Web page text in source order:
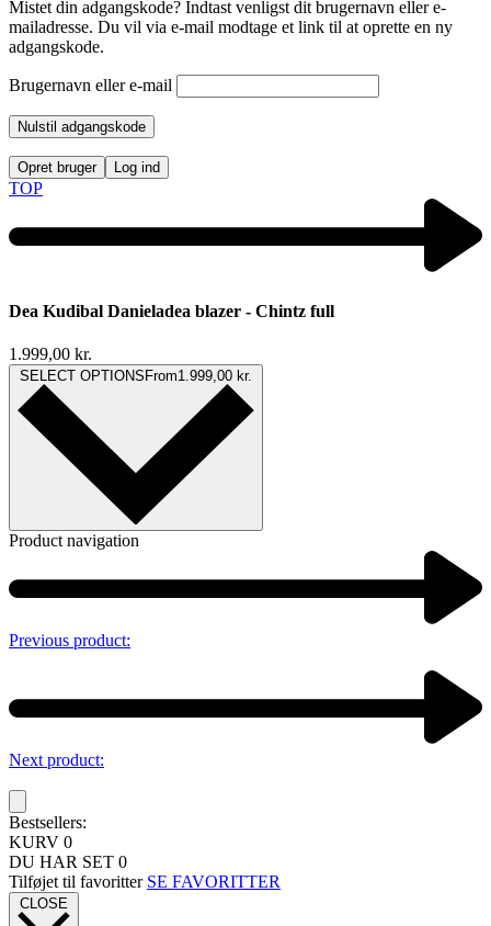
Mistet din adgangskode? Indtast venligst dit brugernavn eller e-
mailadresse. Du vil via e-mail modtage et link til at oprette en ny
adgangskode.
Brugernavn eller e-mail
Nulstil adgangskode
Opret bruger Log ind
TOP
Dea Kudibal Danieladea blazer - Chintz full
1.999,00 kr.
SELECT OPTIONS From1.999,00 kr.
Product navigation
Previous product:
Next product:
Bestsellers:
KURV 0
DU HAR SET 0
Tilføjet til favoritter SE FAVORITTER
CLOSE